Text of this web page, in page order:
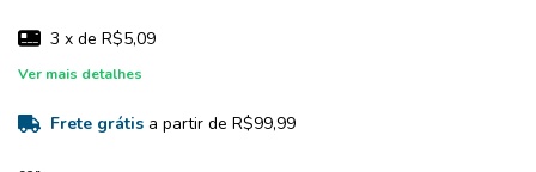
3 x de R$5,09
Ver mais detalhes
Frete grátis a partir de R$99,99